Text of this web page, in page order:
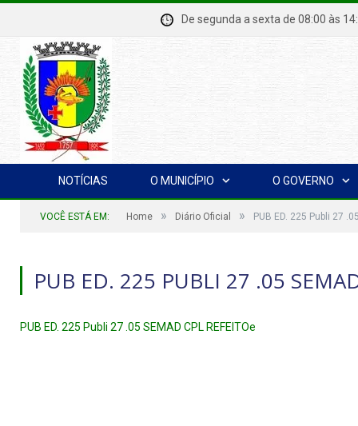
De segunda a sexta de 08:00
NOTÍCIAS O MUNICÍPIO O GOVERNO
VOCÊ ESTÁ EM: Home » Diário Oficial » PUB ED. 225 Publi 27
PUB ED. 225 PUBLI 27 .05
PUB ED. 225 Publi 27 .05 SEMAD CPL REFEITOe